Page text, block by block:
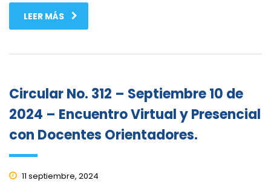
LEER MÁS
Circular No. 312 – Septiembre 10 de
2024 – Encuentro Virtual y Presencial
con Docentes Orientadores.
11 septiembre, 2024